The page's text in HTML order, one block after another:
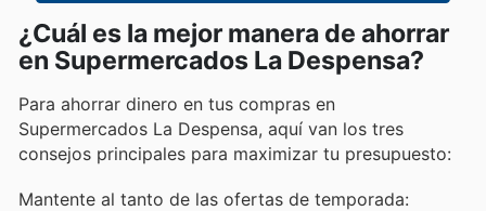
¿Cuál es la mejor manera de ahorrar
en Supermercados La Despensa?
Para ahorrar dinero en tus compras en
Supermercados La Despensa, aquí van los tres
consejos principales para maximizar tu presupuesto:
Mantente al tanto de las ofertas de temporada: